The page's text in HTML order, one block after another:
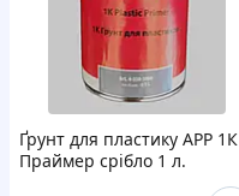
Ґрунт для пластику АРР 1К
Праймер срібло 1 л.